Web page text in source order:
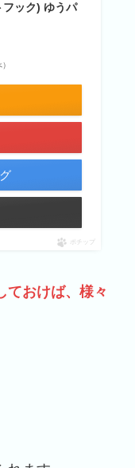
ック) ゆうパ
ポチップ
ておけば、様々